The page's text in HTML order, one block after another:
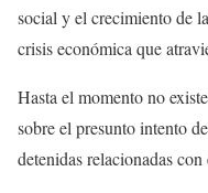
social y el crecimiento de
crisis económica que
Hasta el momento no
sobre el presunto intento
detenidas relacionadas con